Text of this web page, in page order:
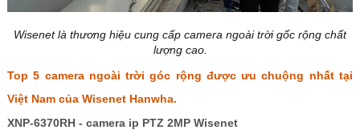
Wisenet là thương hiệu cung cấp camera ngoài trời gốc rộng chất
lượng cao.
Top 5 camera ngoài trời góc rộng được ưu chuộng nhất tại
Việt Nam của Wisenet Hanwha.
XNP-6370RH - camera ip PTZ 2MP Wisenet